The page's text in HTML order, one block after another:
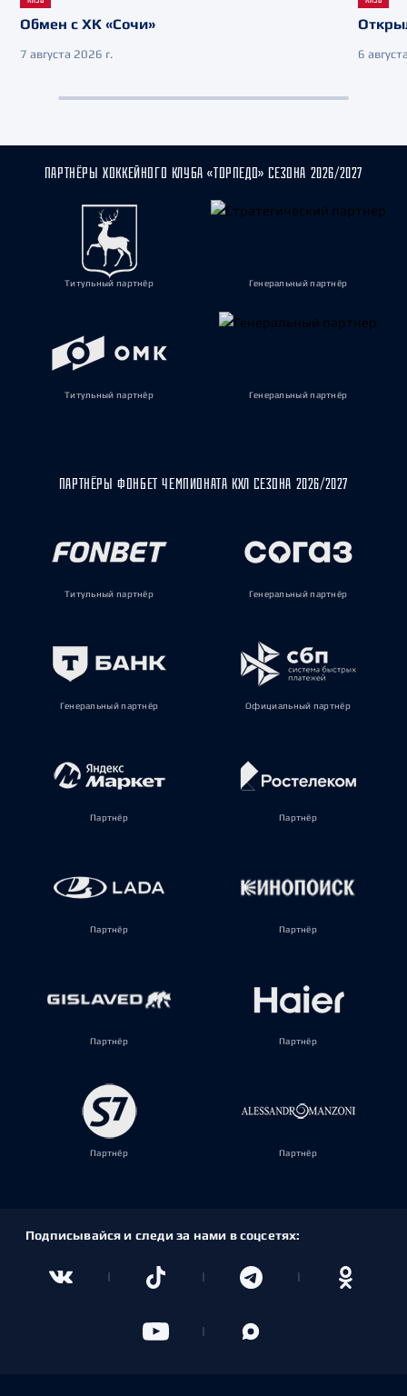
Обмен с ХК «Сочи»
7 августа 2026 г. 6
ПАРТНЁРЫ ХОККЕЙНОГО КЛУБА «ТОРПЕДО» СЕЗОНА 2026/2027
Титульный партнёр Генеральный партнёр
Титульный партнёр Генеральный партнёр
ПАРТНЁРЫ ФОНБЕТ ЧЕМПИОНАТА КХЛ СЕЗОНА 2026/2027
Титульный партнёр Генеральный партнёр
Генеральный партнёр Официальный партнёр
Партнёр Партнёр
Партнёр Партнёр
Партнёр Партнёр
Партнёр Партнёр
Подписывайся и следи за нами в соцсетях: